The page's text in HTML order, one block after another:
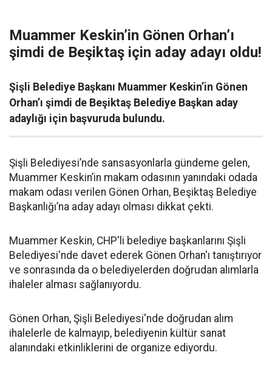
Muammer Keskin’in Gönen Orhan’ı
şimdi de Beşiktaş için aday adayı oldu!
Şişli Belediye Başkanı Muammer Keskin’in Gönen
Orhan’ı şimdi de Beşiktaş Belediye Başkan aday
adaylığı için başvuruda bulundu.
Şişli Belediyesi’nde sansasyonlarla gündeme gelen,
Muammer Keskin’in makam odasının yanındaki odada
makam odası verilen Gönen Orhan, Beşiktaş Belediye
Başkanlığı’na aday adayı olması dikkat çekti.
Muammer Keskin, CHP'li belediye başkanlarını Şişli
Belediyesi'nde davet ederek Gönen Orhan'ı tanıştırıyor
ve sonrasında da o belediyelerden doğrudan alımlarla
ihaleler alması sağlanıyordu.
Gönen Orhan, Şişli Belediyesi'nde doğrudan alım
ihalelerle de kalmayıp, belediyenin kültür sanat
alanındaki etkinliklerini de organize ediyordu.